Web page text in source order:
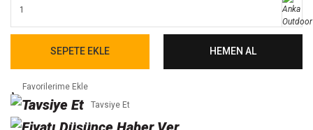
SEPETE EKLE HEMEN AL
Tavsiye Et